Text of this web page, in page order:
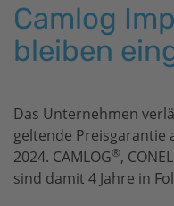
Camlog
bleiben
Das Unternehmen
geltende Preisgarantie
2024. CAMLOG®,
sind damit 4 Jahre in